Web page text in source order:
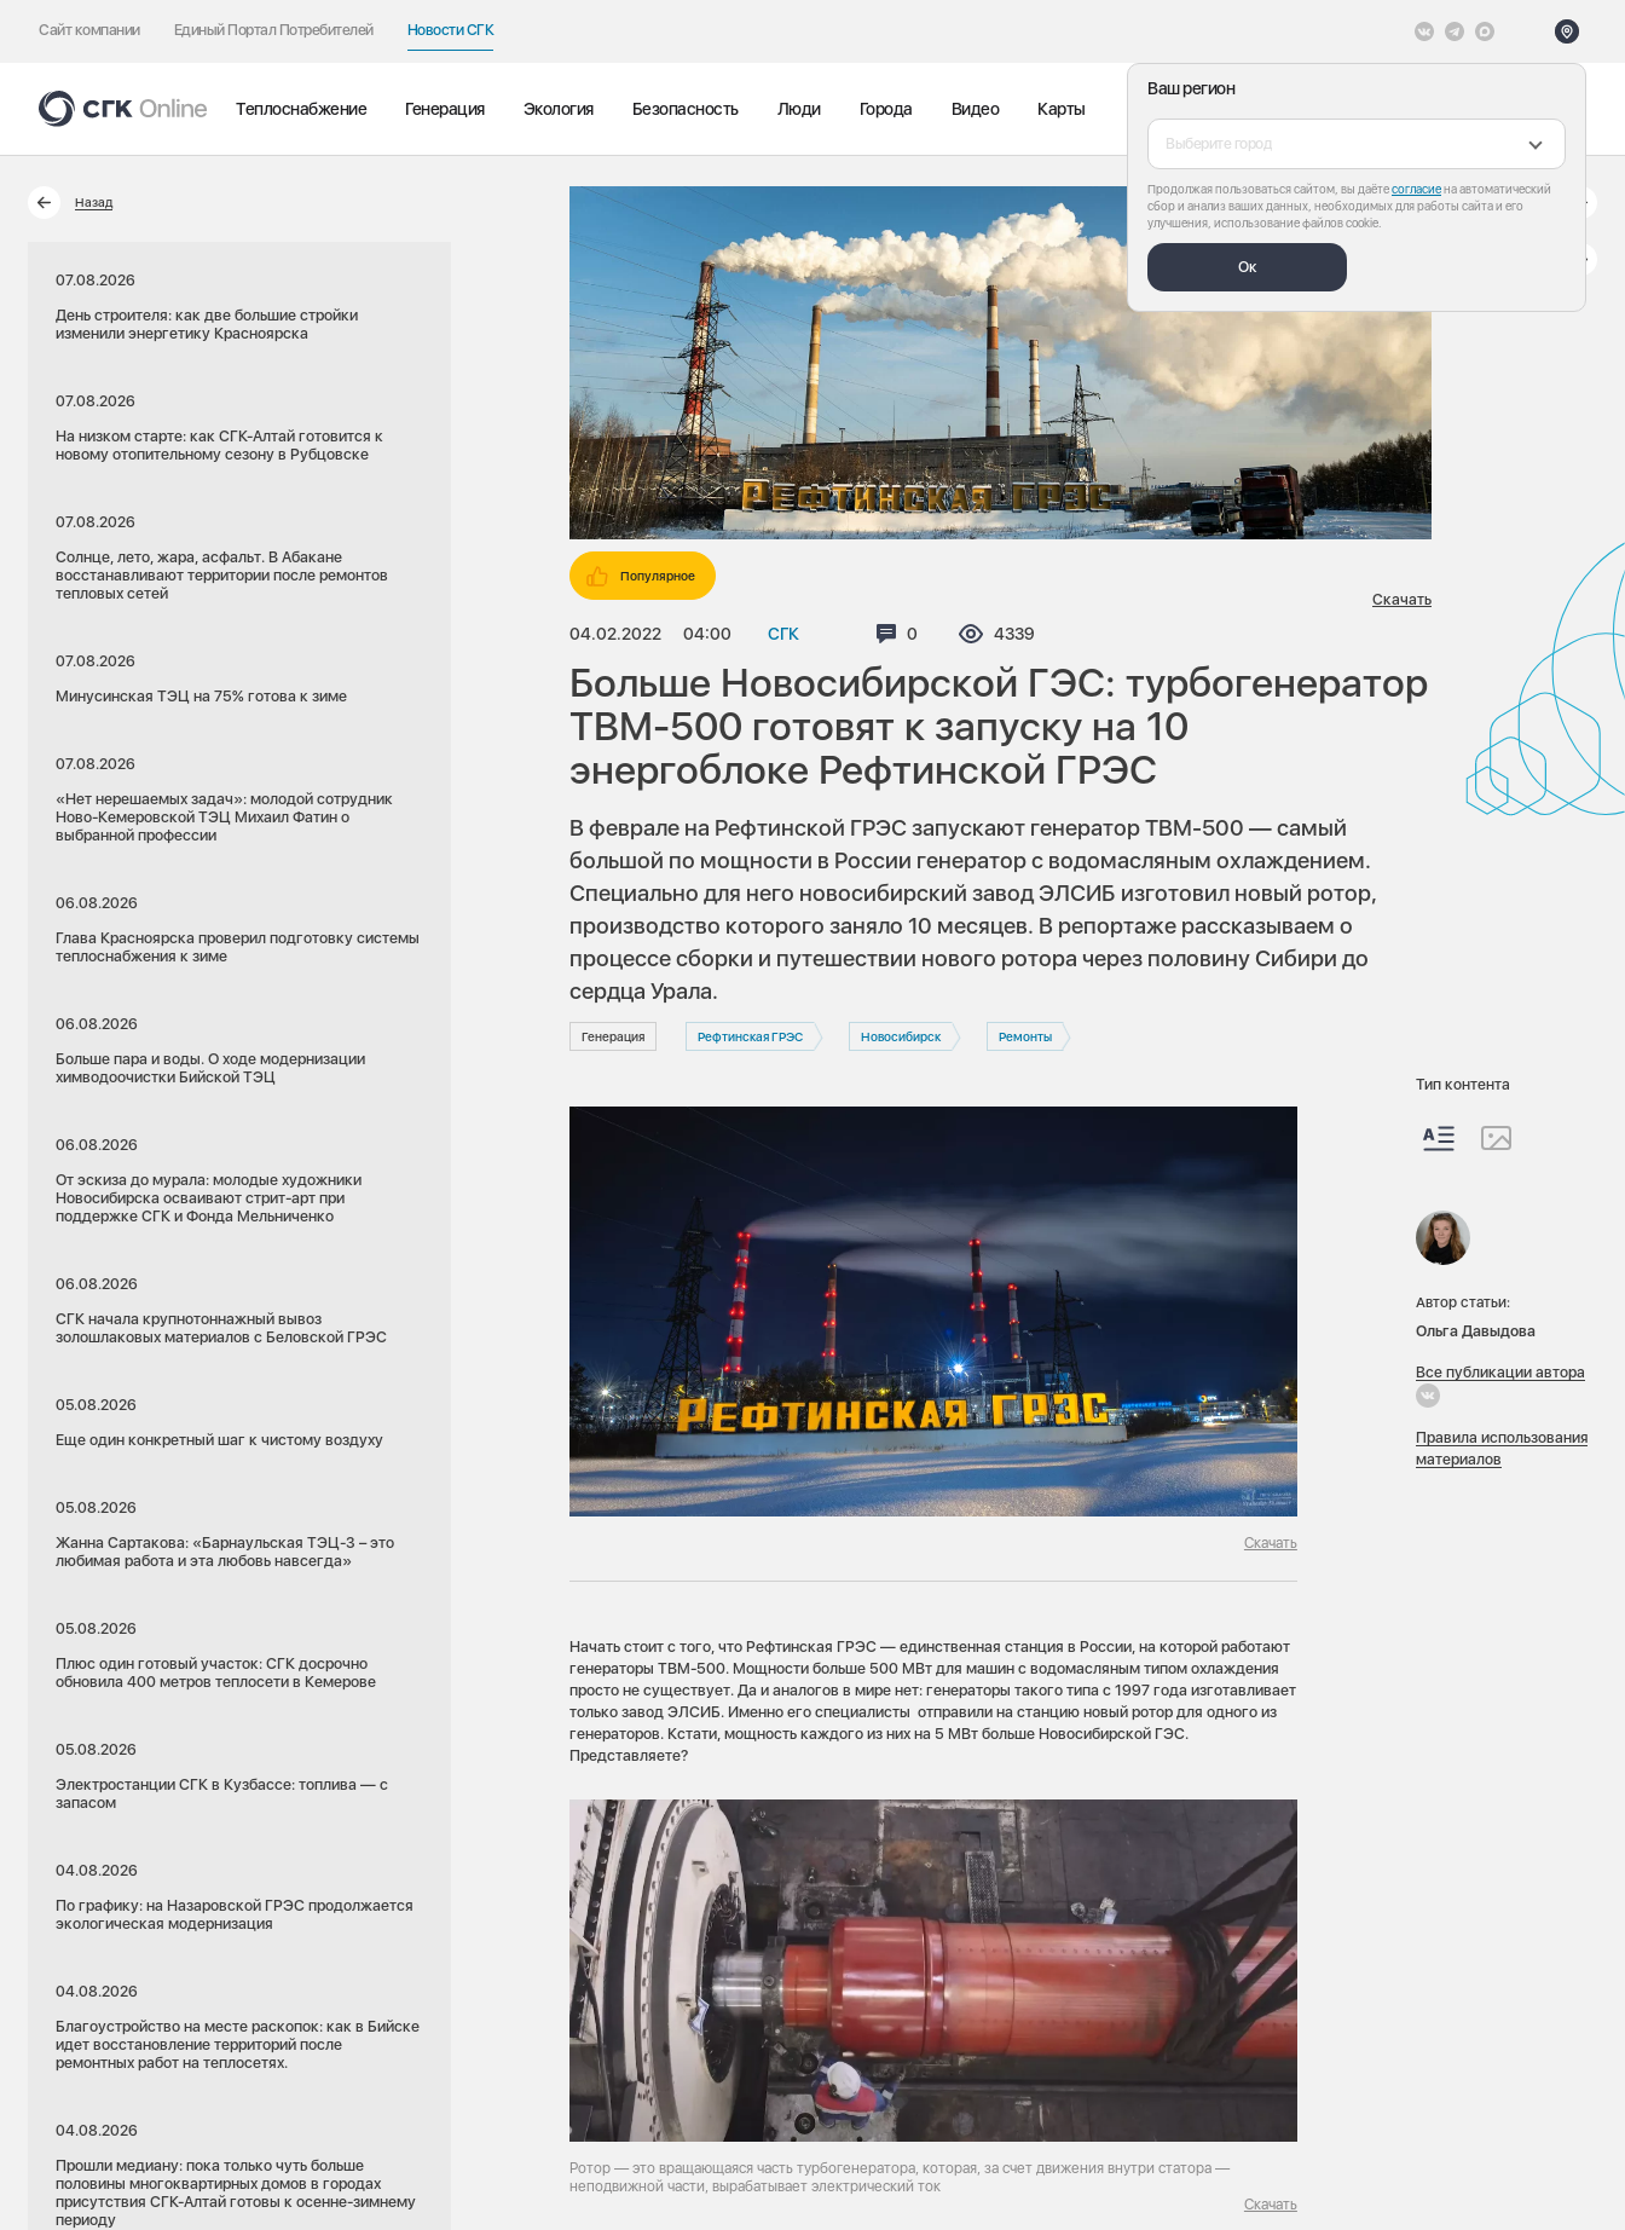
Сайт компании Единый Портал Потребителей Новости СГК
Ваш регион
Выберите город
Продолжая пользоваться сайтом, вы даётесогласиена автоматический
сбор и анализ ваших данных, необходимых для работы сайта и его
улучшения, использование файлов cookie.
Ок
Теплоснабжение Генерация Экология Безопасность Люди Города Видео Карты
Назад
07.08.2026
День строителя: как две большие стройки
изменили энергетику Красноярска
07.08.2026
На низком старте: как СГК-Алтай готовится к
новому отопительному сезону в Рубцовске
07.08.2026
Солнце, лето, жара, асфальт. В Абакане
восстанавливают территории после ремонтов
тепловых сетей
07.08.2026
Минусинская ТЭЦ на 75% готова к зиме
07.08.2026
«Нет нерешаемых задач»: молодой сотрудник
Ново-Кемеровской ТЭЦ Михаил Фатин о
выбранной профессии
06.08.2026
Глава Красноярска проверил подготовку системы
теплоснабжения к зиме
06.08.2026
Больше пара и воды. О ходе модернизации
химводоочистки Бийской ТЭЦ
06.08.2026
От эскиза до мурала: молодые художники
Новосибирска осваивают стрит-арт при
поддержке СГК и Фонда Мельниченко
06.08.2026
СГК начала крупнотоннажный вывоз
золошлаковых материалов с Беловской ГРЭС
05.08.2026
Еще один конкретный шаг к чистому воздуху
05.08.2026
Жанна Сартакова: «Барнаульская ТЭЦ-3 – это
любимая работа и эта любовь навсегда»
05.08.2026
Плюс один готовый участок: СГК досрочно
обновила 400 метров теплосети в Кемерове
05.08.2026
Электростанции СГК в Кузбассе: топлива — с
запасом
04.08.2026
По графику: на Назаровской ГРЭС продолжается
экологическая модернизация
04.08.2026
Благоустройство на месте раскопок: как в Бийске
идет восстановление территорий после
ремонтных работ на теплосетях.
04.08.2026
Прошли медиану: пока только чуть больше
половины многоквартирных домов в городах
присутствия СГК-Алтай готовы к осенне-зимнему
периоду
Популярное
04.02.2022 04:00 СГК Комментариев:
0 Просмотров:
4339
Скачать
Больше Новосибирской ГЭС: турбогенератор
ТВМ-500 готовят к запуску на 10
энергоблоке Рефтинской ГРЭС
В феврале на Рефтинской ГРЭС запускают генератор ТВМ-500 — самый
большой по мощности в России генератор с водомасляным охлаждением.
Специально для него новосибирский завод ЭЛСИБ изготовил новый ротор,
производство которого заняло 10 месяцев. В репортаже рассказываем о
процессе сборки и путешествии нового ротора через половину Сибири до
сердца Урала.
Генерация Рефтинская ГРЭС Новосибирск Ремонты
Скачать
Начать стоит с того, что Рефтинская ГРЭС — единственная станция в России, на которой работают
генераторы ТВМ-500. Мощности больше 500 МВт для машин с водомасляным типом охлаждения
просто не существует. Да и аналогов в мире нет: генераторы такого типа с 1997 года изготавливает
только завод ЭЛСИБ. Именно его специалисты отправили на станцию новый ротор для одного из
генераторов. Кстати, мощность каждого из них на 5 МВт больше Новосибирской ГЭС.
Представляете?
Ротор — это вращающаяся часть турбогенератора, которая, за счет движения внутри статора —
неподвижной части, вырабатывает электрический ток
Скачать
Тип контента
Автор статьи:
Ольга Давыдова
Все публикации автора
Правила использования
материалов